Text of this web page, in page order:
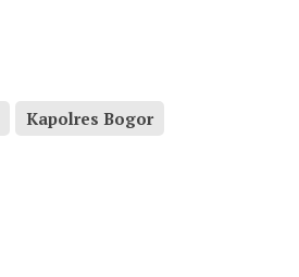
Kapolres Bogor